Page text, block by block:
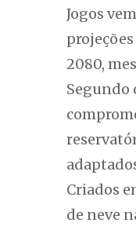
Jogos
2080,
Segundo
Criados
de neve